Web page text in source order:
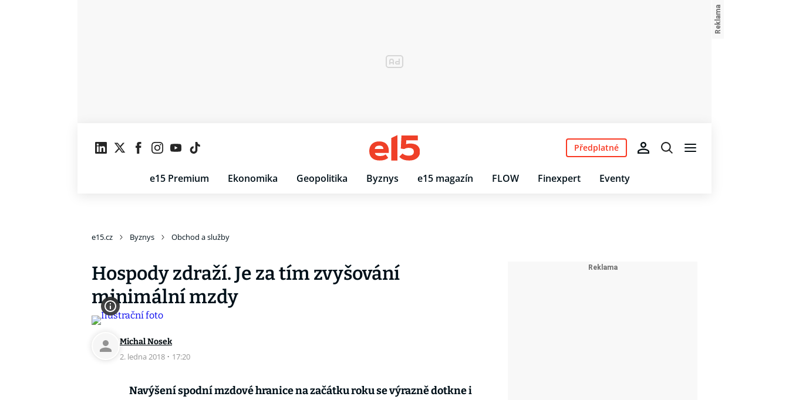
e15 Premium Ekonomika Geopolitika Byznys e15 magazín FLOW Finexpert Eventy
Předplatné
e15.cz Byznys Obchod a služby
Hospody zdraží. Je za tím zvyšování
minimální mzdy
Michal Nosek
2. ledna 2018 · 17:20
Navýšení spodní mzdové hranice na začátku roku se výrazně dotkne i